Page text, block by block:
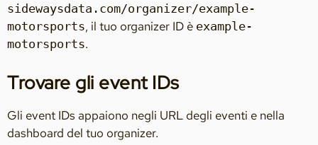
sidewaysdata.com/organizer/example-
motorsports, il tuo organizer ID è example-
motorsports.
Trovare gli event IDs
Gli event IDs appaiono negli URL degli eventi e nella
dashboard del tuo organizer.